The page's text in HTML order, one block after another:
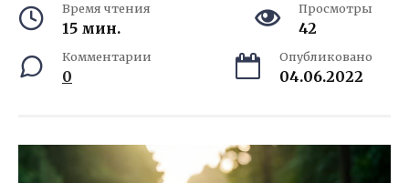
Время чтения
15 мин.
Просмотры
42
Комментарии
0
Опубликовано
04.06.2022